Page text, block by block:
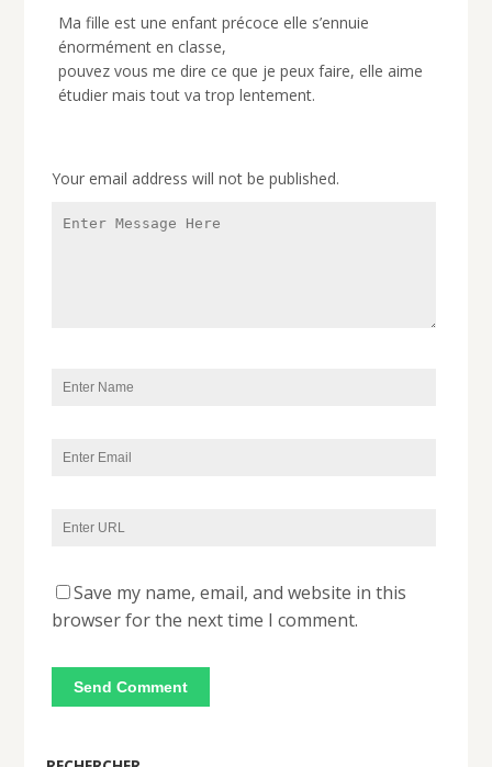
Ma fille est une enfant précoce elle s’ennuie
énormément en classe,
pouvez vous me dire ce que je peux faire, elle aime
étudier mais tout va trop lentement.
Your email address will not be published.
Save my name, email, and website in this
browser for the next time I comment.